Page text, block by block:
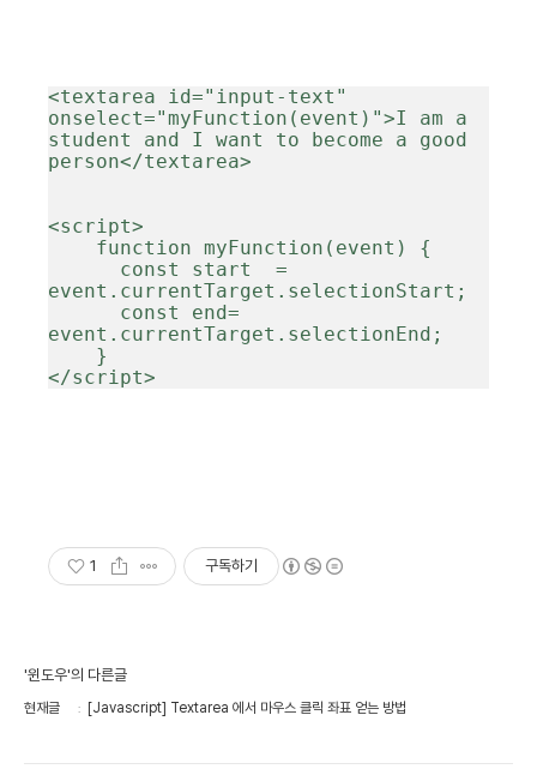
<textarea id="input-text"
onselect="myFunction(event)">I am a
student and I want to become a good
person</textarea>
<script>
event.currentTarget.selectionStart;
event.currentTarget.selectionEnd;
</script>
1 구독하기
'윈도우'의 다른글
현재글 [Javascript] Textarea 에서 마우스 클릭 좌표 얻는 방법